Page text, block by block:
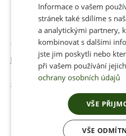
Skladem
NANO impregnace ve spreji
339 Kč
Informace o vašem
stránek také sdílíme s
a analytickými partnery,
kombinovat s dalšími
jste jim poskytli nebo
při vašem používání
ochrany osobních údajů
VŠE
VŠE